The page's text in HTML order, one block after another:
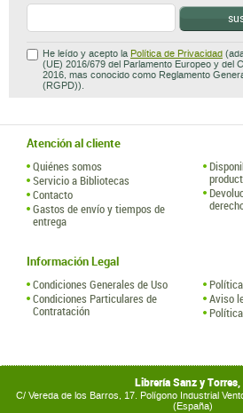
He leído y acepto la Política de Privacidad
(UE) 2016/679 del Parlamento Europeo y del
2016, mas conocido como Reglamento
(RGPD)).
Atención al cliente
Quiénes somos
Servicio a Bibliotecas
Contacto
Gastos de envío y tiempos de
entrega
Información Legal
Condiciones Generales de Uso
Condiciones Particulares de
Contratación
Aviso
Librería Sanz y
C/ Vereda de los Barros, 17. Polígono Industrial
(España)